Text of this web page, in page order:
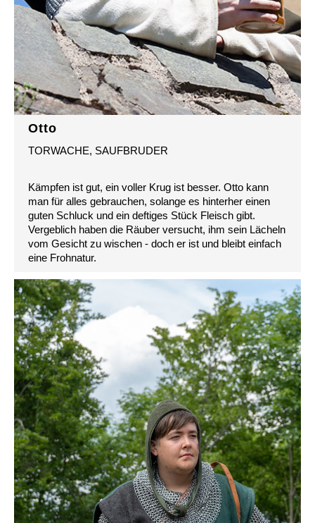
Otto
TORWACHE, SAUFBRUDER
Kämpfen ist gut, ein voller Krug ist besser. Otto kann
man für alles gebrauchen, solange es hinterher einen
guten Schluck und ein deftiges Stück Fleisch gibt.
Vergeblich haben die Räuber versucht, ihm sein Lächeln
vom Gesicht zu wischen - doch er ist und bleibt einfach
eine Frohnatur.